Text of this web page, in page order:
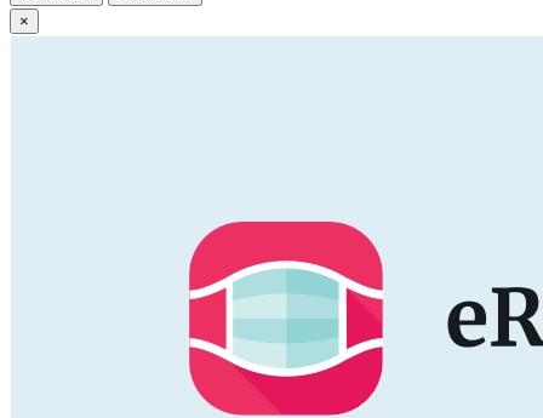
×